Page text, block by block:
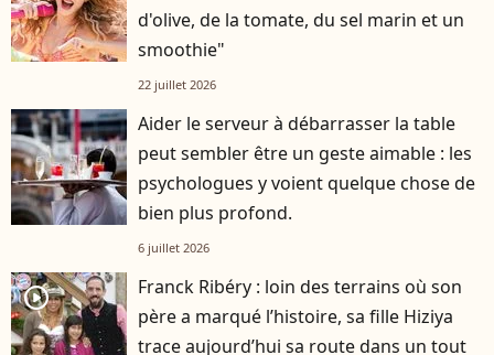
d'olive, de la tomate, du sel marin et un
smoothie"
22 juillet 2026
Aider le serveur à débarrasser la table
peut sembler être un geste aimable : les
psychologues y voient quelque chose de
bien plus profond.
6 juillet 2026
player2
Franck Ribéry : loin des terrains où son
père a marqué l’histoire, sa fille Hiziya
trace aujourd’hui sa route dans un tout